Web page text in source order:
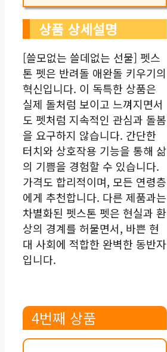
상품 상세설명
[쓸모없는 쓸데없는 선물] 펫스
톤 펫은 반려돌 애완돌 키우기의
혁신입니다. 이 독특한 상품은
실제 돌처럼 보이고 느껴지면서
도 펫처럼 지속적인 관심과 돌봄
을 요구하지 않습니다. 간단한
터치와 상호작용 기능을 통해 삶
의 기쁨을 경험할 수 있습니다.
가격도 합리적이며, 모든 연령층
에게 추천합니다. 다른 제품과는
차별화된 펫스톤 펫은 현실과 환
상의 경계를 허물면서, 바쁜 현
대 사회에 적합한 완벽한 동반자
입니다.
4번째 상품